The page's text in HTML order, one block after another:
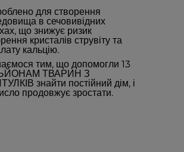
для створення
в сечовивідних
що знижує ризик
кристалів струвіту та
кальцію.
тим, що допомогли 13
ТВАРИН З
знайти постійний дім, і
продовжує зростати.